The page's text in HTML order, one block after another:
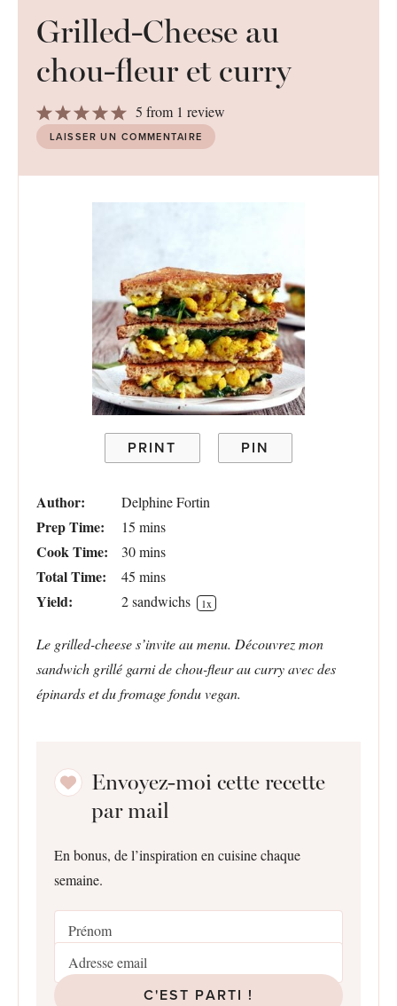
Grilled-Cheese au
chou-fleur et curry
5
Stars
4
Stars
3
Stars
2
Stars
1
Star
5 from 1 review
LAISSER UN COMMENTAIRE
PRINT PIN
Author: Delphine Fortin
Prep Time: 15 mins
Cook Time: 30 mins
Total Time: 45 mins
Yield: 2sandwichs 1x
Le grilled-cheese s’invite au menu. Découvrez mon
sandwich grillé garni de chou-fleur au curry avec des
épinards et du fromage fondu vegan.
Envoyez-moi cette recette
par mail
En bonus, de l’inspiration en cuisine chaque
semaine.
C'EST PARTI !